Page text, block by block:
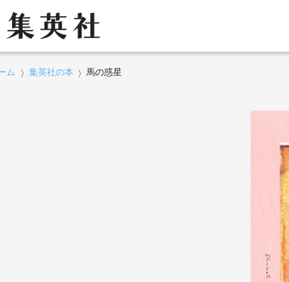
ム 集英社の本 馬の惑星